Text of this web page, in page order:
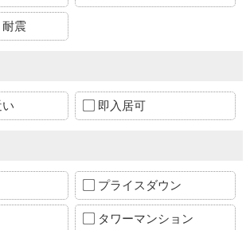
震
即入居可
プライスダウン
タワーマンション